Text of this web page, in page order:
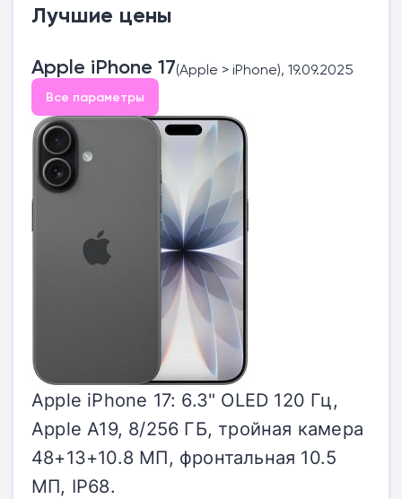
Лучшие цены
Apple iPhone 17(Apple > iPhone), 19.09.2025
Все параметры
Apple iPhone 17: 6.3" OLED 120 Гц,
Apple A19, 8/256 ГБ, тройная камера
48+13+10.8 МП, фронтальная 10.5
МП, IP68.